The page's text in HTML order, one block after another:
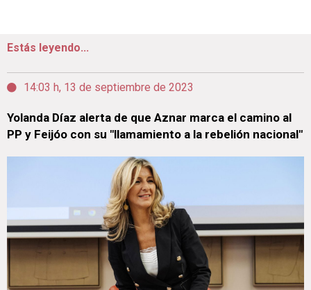
Estás leyendo...
14:03 h, 13 de septiembre de 2023
Yolanda Díaz alerta de que Aznar marca el camino al
PP y Feijóo con su "llamamiento a la rebelión nacional"